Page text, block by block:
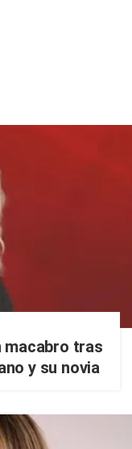
macabro tras
y su novia